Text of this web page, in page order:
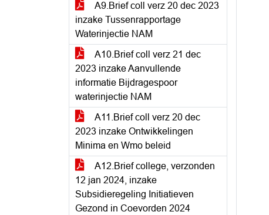
A9.Brief coll verz 20 dec 2023
inzake Tussenrapportage
Waterinjectie NAM
A10.Brief coll verz 21 dec
2023 inzake Aanvullende
informatie Bijdragespoor
waterinjectie NAM
A11.Brief coll verz 20 dec
2023 inzake Ontwikkelingen
Minima en Wmo beleid
A12.Brief college, verzonden
12 jan 2024, inzake
Subsidieregeling Initiatieven
Gezond in Coevorden 2024